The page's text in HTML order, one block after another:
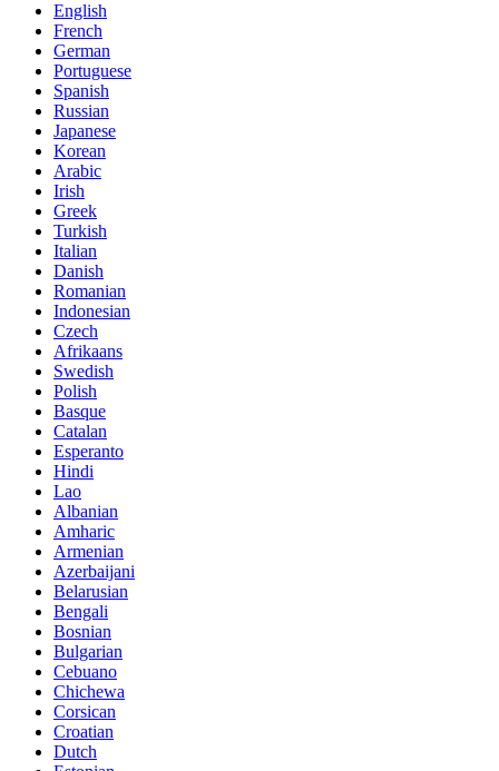
English
French
German
Portuguese
Spanish
Russian
Japanese
Korean
Arabic
Irish
Greek
Turkish
Italian
Danish
Romanian
Indonesian
Czech
Afrikaans
Swedish
Polish
Basque
Catalan
Esperanto
Hindi
Lao
Albanian
Amharic
Armenian
Azerbaijani
Belarusian
Bengali
Bosnian
Bulgarian
Cebuano
Chichewa
Corsican
Croatian
Dutch